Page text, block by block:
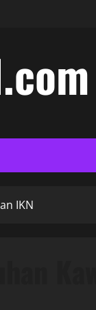
IKN